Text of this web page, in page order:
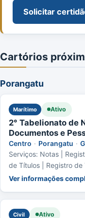
Solicitar
Cartórios
Porangatu
Marítimo Ativo
2° Tabelionato de
Documentos e
Centro · Porangatu ·
Serviços: Notas |
de Títulos | Registro de
das Pessoas Jurídicas
Ver informações
Civil Ativo